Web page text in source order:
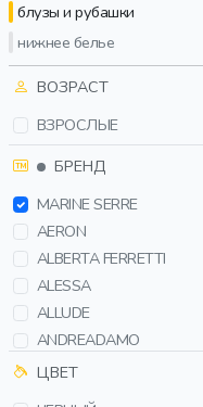
блузы и рубашки
нижнее белье
ВОЗРАСТ
ВЗРОСЛЫЕ
БРЕНД
MARINE SERRE
AERON
ALBERTA FERRETTI
ALESSA
ALLUDE
ANDREADAMO
ANTONELLI FIRENZE
ЦВЕТ